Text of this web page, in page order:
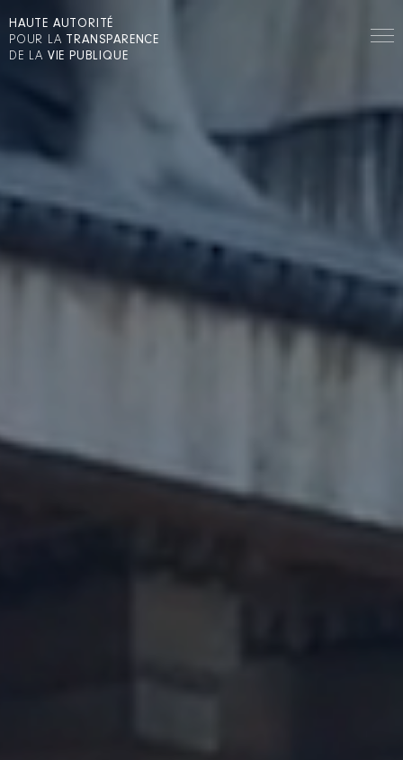
HAUTE AUTORITÉ
POUR LA TRANSPARENCE
DE LA VIE PUBLIQUE